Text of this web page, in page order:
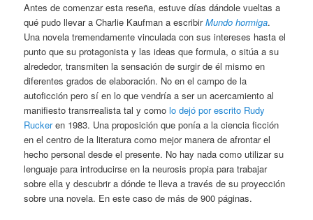
Antes de comenzar esta reseña, estuve días dándole vueltas a
qué pudo llevar a Charlie Kaufman a escribirMundo hormiga.
Una novela tremendamente vinculada con sus intereses hasta el
punto que su protagonista y las ideas que formula, o sitúa a su
alrededor, transmiten la sensación de surgir de él mismo en
diferentes grados de elaboración. No en el campo de la
autoficción pero sí en lo que vendría a ser un acercamiento al
manifiesto transrrealista tal y comolo dejó por escrito Rudy
Ruckeren 1983. Una proposición que ponía a la ciencia ficción
en el centro de la literatura como mejor manera de afrontar el
hecho personal desde el presente. No hay nada como utilizar su
lenguaje para introducirse en la neurosis propia para trabajar
sobre ella y descubrir a dónde te lleva a través de su proyección
sobre una novela. En este caso de más de 900 páginas.